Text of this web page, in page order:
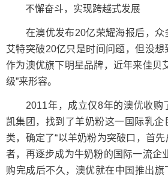
不懈奋斗，实现跨越式发展
在澳优发布20亿荣耀海报后，众
艾特突破20亿只是时间问题，但没想
作为澳优旗下明星品牌，近年来佳贝
级”来形容。
2011年，成立仅8年的澳优收购
凯集团，找到了羊奶粉这一国际乳企
类，确定了“以羊奶粉为突破口，首
者，再逐步成为牛奶粉的国际一流企
购完成后不久，澳优就在中国推出